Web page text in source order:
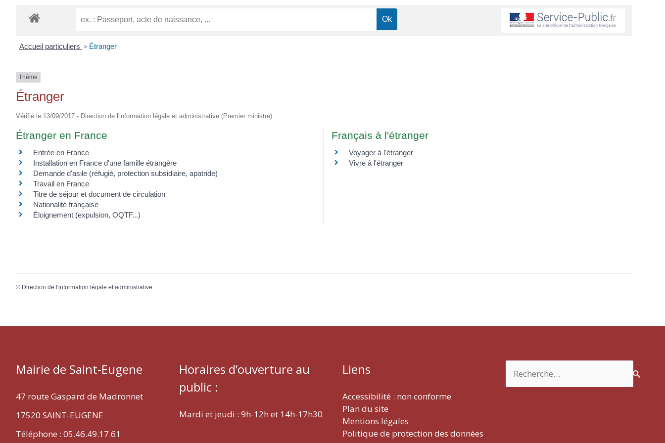
EUGÈNE
Accueil particuliers > Étranger
Thème
Étranger
Vérifié le 13/09/2017 - Direction de l'information légale et administrative (Premier ministre)
Étranger en France
Entrée en France
Installation en France d'une famille étrangère
Demande d'asile (réfugié, protection subsidiaire, apatride)
Travail en France
Titre de séjour et document de circulation
Nationalité française
Éloignement (expulsion, OQTF...)
Français à l'étranger
Voyager à l'étranger
Vivre à l'étranger
© Direction de l'information légale et administrative
Mairie de Saint-Eugene
47 route Gaspard de Madronnet
17520 SAINT-EUGENE
Téléphone : 05.46.49.17.61
Horaires d’ouverture au
public :
Mardi et jeudi : 9h-12h et 14h-17h30
Liens
Accessibilité : non conforme
Plan du site
Mentions légales
Politique de protection des données